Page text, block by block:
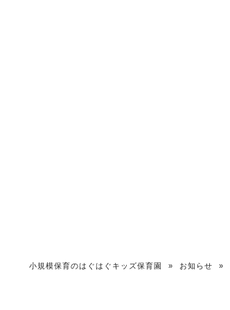
小規模保育のはぐはぐキッズ保育園 » お知らせ »